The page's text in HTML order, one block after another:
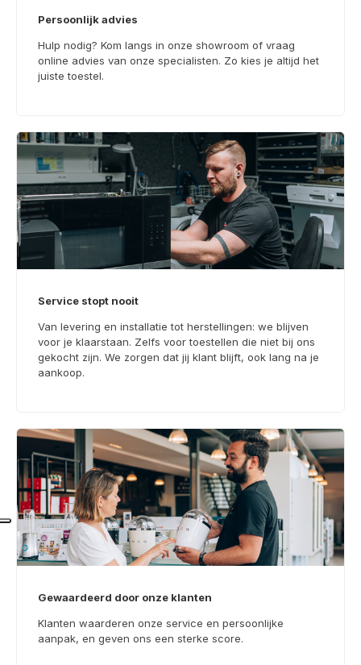
Persoonlijk advies
Hulp nodig? Kom langs in onze showroom of vraag
online advies van onze specialisten. Zo kies je altijd het
juiste toestel.
Service stopt nooit
Van levering en installatie tot herstellingen: we blijven
voor je klaarstaan. Zelfs voor toestellen die niet bij ons
gekocht zijn. We zorgen dat jij klant blijft, ook lang na je
aankoop.
Gewaardeerd door onze klanten
Klanten waarderen onze service en persoonlijke
aanpak, en geven ons een sterke score.